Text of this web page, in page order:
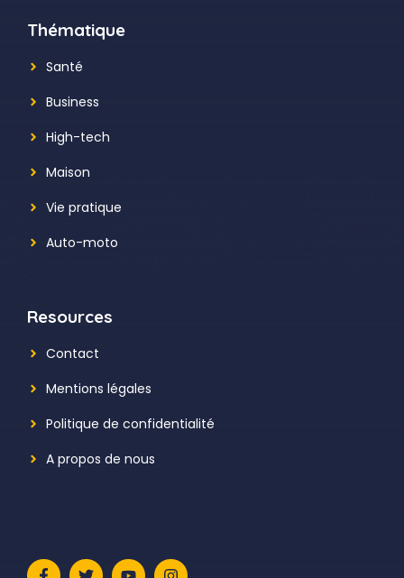
Thématique
Santé
Business
High-tech
Maison
Vie pratique
Auto-moto
Resources
Contact
Mentions légales
Politique de confidentialité
A propos de nous